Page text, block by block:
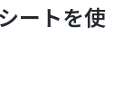
ートを使